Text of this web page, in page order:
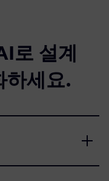
로 설계
하세요.